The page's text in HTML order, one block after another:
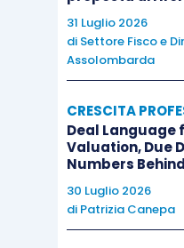
31 Luglio 2026
di Settore Fisco e
Assolombarda
CRESCITA
Deal Language
Valuation, Due
Numbers
30 Luglio 2026
di Patrizia Canepa